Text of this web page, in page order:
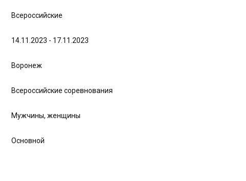
Всероссийские
14.11.2023 - 17.11.2023
Воронеж
Всероссийские соревнования
Мужчины, женщины
Основной